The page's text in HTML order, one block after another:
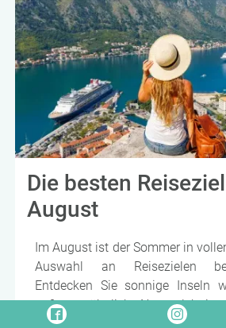
sich von uns inspirieren und
Urlaubsziel, ob romantische
Erlebnisreisen für
familienfreundliche Destinationen.
Die besten
August
Im August ist der Sommer in
Auswahl an Reisezielen
Entdecken Sie sonnige Inseln
außergewöhnliche